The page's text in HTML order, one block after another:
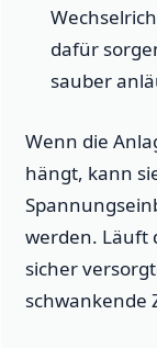
dafür
sauber
Wenn die
hängt, kann
werden. Läuft
sicher
schwankende